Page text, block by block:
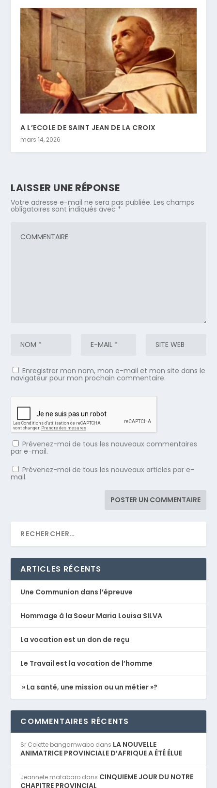
A L’ECOLE DE SAINT JEAN DE LA CROIX
mars 14, 2026
LAISSER UNE RÉPONSE
Votre adresse e-mail ne sera pas publiée. Les champs
obligatoires sont indiqués avec *
Enregistrer mon nom, mon e-mail et mon site dans le
navigateur pour mon prochain commentaire.
Prévenez-moi de tous les nouveaux commentaires
par e-mail.
Prévenez-moi de tous les nouveaux articles par e-
mail.
ARTICLES RÉCENTS
Une Communion dans l’épreuve
Hommage à la Soeur Maria Louisa SILVA
La vocation est un don de reçu
Le Travail est la vocation de l’homme
» La santé, une mission ou un métier »?
COMMENTAIRES RÉCENTS
Sr Colette bangamwabo dans LA NOUVELLE
ANIMATRICE PROVINCIALE D’AFRIQUE A ÉTÉ ÉLUE
Jeannete matabaro dans CINQUIEME JOUR DU NOTRE
CHAPITRE PROVINCIAL